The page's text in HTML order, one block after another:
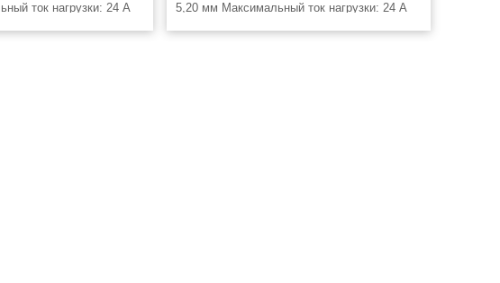
ток нагрузки: 24 А
5,20 мм Максимальный ток нагрузки: 24 А